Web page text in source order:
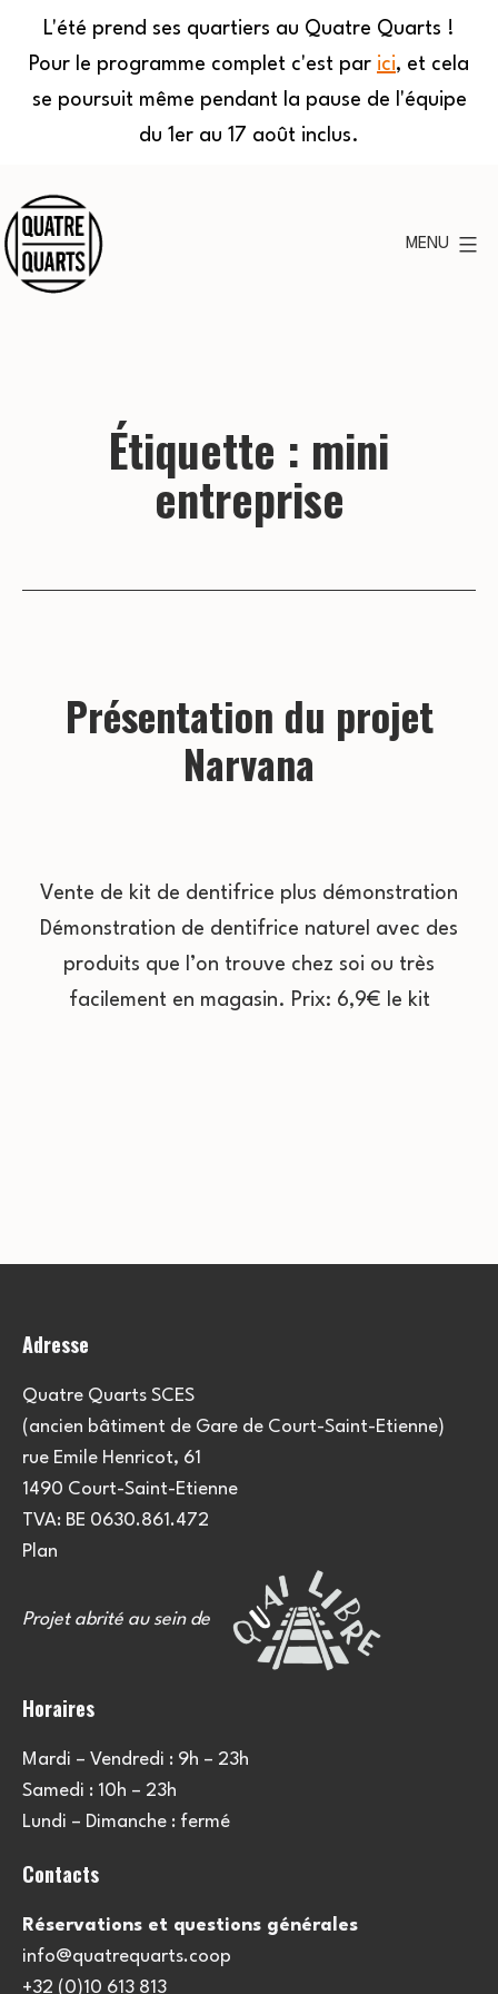
L'été prend ses quartiers au Quatre Quarts !
Pour le programme complet c'est par ici, et cela
se poursuit même pendant la pause de l'équipe
du 1er au 17 août inclus.
au
contenu
MENU
Étiquette : mini
entreprise
Présentation du projet
Narvana
Vente de kit de dentifrice plus démonstration
Démonstration de dentifrice naturel avec des
produits que l’on trouve chez soi ou très
facilement en magasin. Prix: 6,9€ le kit
Adresse
Quatre Quarts SCES
(ancien bâtiment de Gare de Court-Saint-Etienne)
rue Emile Henricot, 61
1490 Court-Saint-Etienne
TVA: BE 0630.861.472
Plan
Projet abrité au sein de
Horaires
Mardi – Vendredi : 9h – 23h
Samedi : 10h – 23h
Lundi – Dimanche : fermé
Contacts
Réservations et questions générales
info@quatrequarts.coop
+32 (0)10 613 813